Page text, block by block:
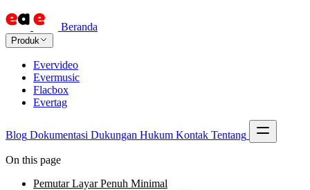
Beranda
Produk
Evervideo
Evermusic
Flacbox
Evertag
Blog Dokumentasi Dukungan Hukum Kontak Tentang
On this page
Pemutar Layar Penuh Minimal